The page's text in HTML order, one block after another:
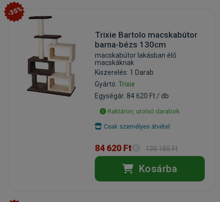
-35%
Trixie Bartolo macskabútor
barna-bézs 130cm
macskabútor lakásban élő
macskáknak
Kiszerelés: 1 Darab
Gyártó: Trixie
Egységár: 84 620 Ft / db
Raktáron, utolsó darabok
Csak személyes átvétel
84 620 Ft 130 185 Ft
Kosárba